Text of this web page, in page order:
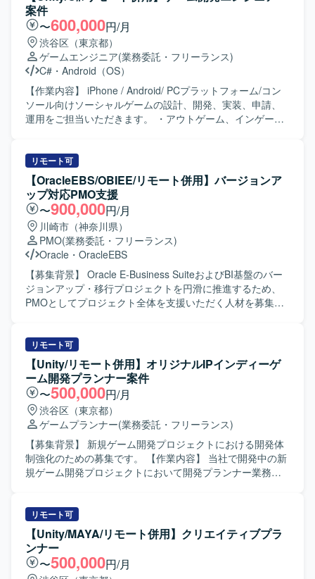
案件
〜600,000円/月
渋谷区（東京都）
ゲームエンジニア(業務委託・フリーランス)
C# ・ Android（OS）
【作業内容】 iPhone / Android/ PCプラットフォーム/コン
ソール向けソーシャルゲームの設計、開発、実装、申請、
運用をご担当いただきます。 ・アウトゲーム、インゲーム
機能部分の量産設計および実装 ・アウトゲーム、インゲー
ム部分を効率的に開発するために必要な周辺ツールの実装
および改修 ・その他、エンジニア/デザイナー/プランナー間
とのコミュニケーション 【求める人物像】 ・常により良い
モノづくりを追求できる方です。 ・チームワークを重んじ
る方です。 ・ゲームシステムを理解して制作できる方で
す。 ・自走できる方です。 【開発環境】 ・開発ツール：
Unity ・ライブラリ：UniTask、UniRx、MasterMemory
リモート可
【OracleEBS/OBIEE/リモート併用】バージョンア
ップ対応PMO支援
〜900,000円/月
川崎市（神奈川県）
PMO(業務委託・フリーランス)
Oracle ・ OracleEBS
【募集背景】 Oracle E-Business SuiteおよびBI基盤のバー
ジョンアップ・移行プロジェクトを円滑に推進するため、
PMOとしてプロジェクト全体を支援いただく人材を募集し
ドプロジェクトに参画し、PMOとしてプロジェクト全体の
進捗管理、課題管理、リスク管理を実施いただきます。ま
た、BI基盤（OBIEE）のOracle Analytics Cloud（OAC）へ
の移行またはリプレースに関わる検討・推進にも携わって
いただきます。ベンダーによる検証結果のレビュー、EBS
有識者としてのアドバイス提供、ユーザ部門へのヒアリン
グ、標準機能変更点の整理、改修要否の判断、対応方針の
検討および提案などを行っていただきます。 【求める人物
像】 関係者と円滑にコミュニケーションを取りながら、主
体的に課題抽出と改善提案ができる方を求めております。
ましいです。 【ポジションの魅力】 大規模な基幹システム
およびBI基盤のバージョンアップ・移行に上流から関わる
ことができ、EBSおよびOACに関する知見をさらに深めら
れる環境です。PMOとしてプロジェクトマネジメントスキ
ルを高めつつ、会計業務や標準機能に関する知識も強化し
リモート可
【Unity/リモート併用】オリジナルIPインディーゲ
ーム開発プランナー案件
〜500,000円/月
渋谷区（東京都）
ゲームプランナー(業務委託・フリーランス)
【募集背景】 新規ゲーム開発プロジェクトにおける開発体
制強化のための募集です。 【作業内容】 当社で開発中の新
規ゲーム開発プロジェクトにおいて開発プランナー業務を
小規模なチームでの開発となり、将来的に他セクションや
新規タイトルを含めた他プロジェクトへの異動や、マネジ
メントへのミッション変更なども可能です。 【求める人物
像】 インディーゲームやアドベンチャーゲームへの強い興
味や知見をお持ちで、主体的に課題を発見し解決しながら
リモート可
【Unity/MAYA/リモート併用】クリエイティブプラ
ンナー
〜500,000円/月